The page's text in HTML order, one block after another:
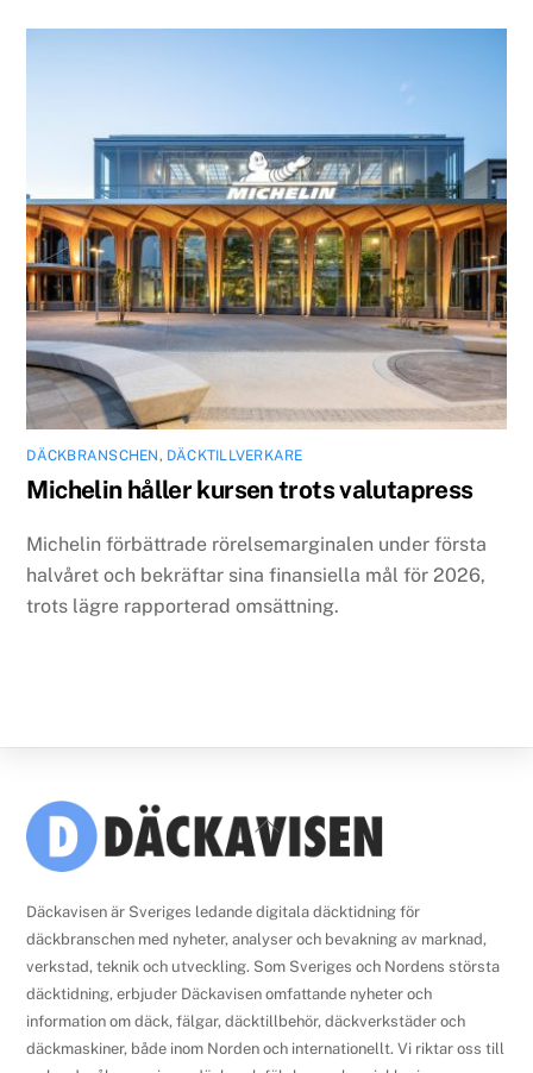
DÄCKBRANSCHEN, DÄCKTILLVERKARE
Michelin håller kursen trots valutapress
Michelin förbättrade rörelsemarginalen under första
halvåret och bekräftar sina finansiella mål för 2026,
trots lägre rapporterad omsättning.
Back
To
Däckavisen är Sveriges ledande digitala däcktidning för
däckbranschen med nyheter, analyser och bevakning av marknad,
verkstad, teknik och utveckling. Som Sveriges och Nordens största
däcktidning, erbjuder Däckavisen omfattande nyheter och
information om däck, fälgar, däcktillbehör, däckverkstäder och
däckmaskiner, både inom Norden och internationellt. Vi riktar oss till